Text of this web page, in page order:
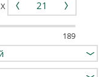
X
189